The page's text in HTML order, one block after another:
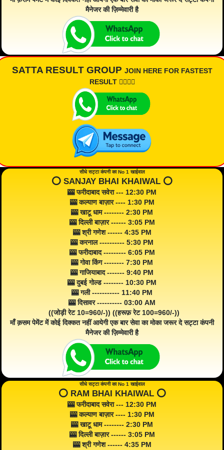
मैनेजर की ज़िम्मेवारी है
SATTA RESULT GROUP JOIN HERE FOR FASTEST
RESULT 👇🏾👇🏾
सीधे सट्टा कंपनी का No 1 खाईवाल
⭕️ SANJAY BHAI KHAIWAL ⭕️
🎰 फरीदाबाद सवेरा --- 12:30 PM
🎰 कल्याण बाज़ार ---- 1:30 PM
🎰 खाटू धाम -------- 2:30 PM
🎰 दिल्ली बाज़ार ------ 3:05 PM
🎰 श्री गणेश ------ 4:35 PM
🎰 करनाल ---------- 5:30 PM
🎰 फरीदाबाद --------- 6:05 PM
🎰 गोवा किंग -------- 7:30 PM
🎰 गाजियाबाद ------- 9:40 PM
🎰 दुबई गोल्ड -------- 10:30 PM
🎰 गली ----------- 11:40 PM
🎰 दिसावर ---------- 03:00 AM
((जोड़ी रेट 10=960/-)) ((हरूफ़ रेट 100=960/-))
माँ क़सम पेमेंट में कोई दिक्कत नहीं आयेगी एक बार सेवा का मोका जरूर दे सट्टा कंपनी
मैनेजर की ज़िम्मेवारी है
सीधे सट्टा कंपनी का No 1 खाईवाल
⭕️ RAM BHAI KHAIWAL ⭕️
🎰 फरीदाबाद सवेरा --- 12:30 PM
🎰 कल्याण बाज़ार ---- 1:30 PM
🎰 खाटू धाम -------- 2:30 PM
🎰 दिल्ली बाज़ार ------ 3:05 PM
🎰 श्री गणेश ------ 4:35 PM